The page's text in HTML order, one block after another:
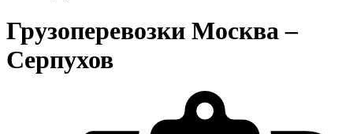
Грузоперевозки Москва –
Серпухов